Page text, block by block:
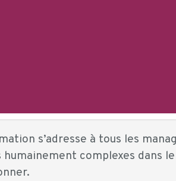
s’adresse à tous les
humainement complexes dans